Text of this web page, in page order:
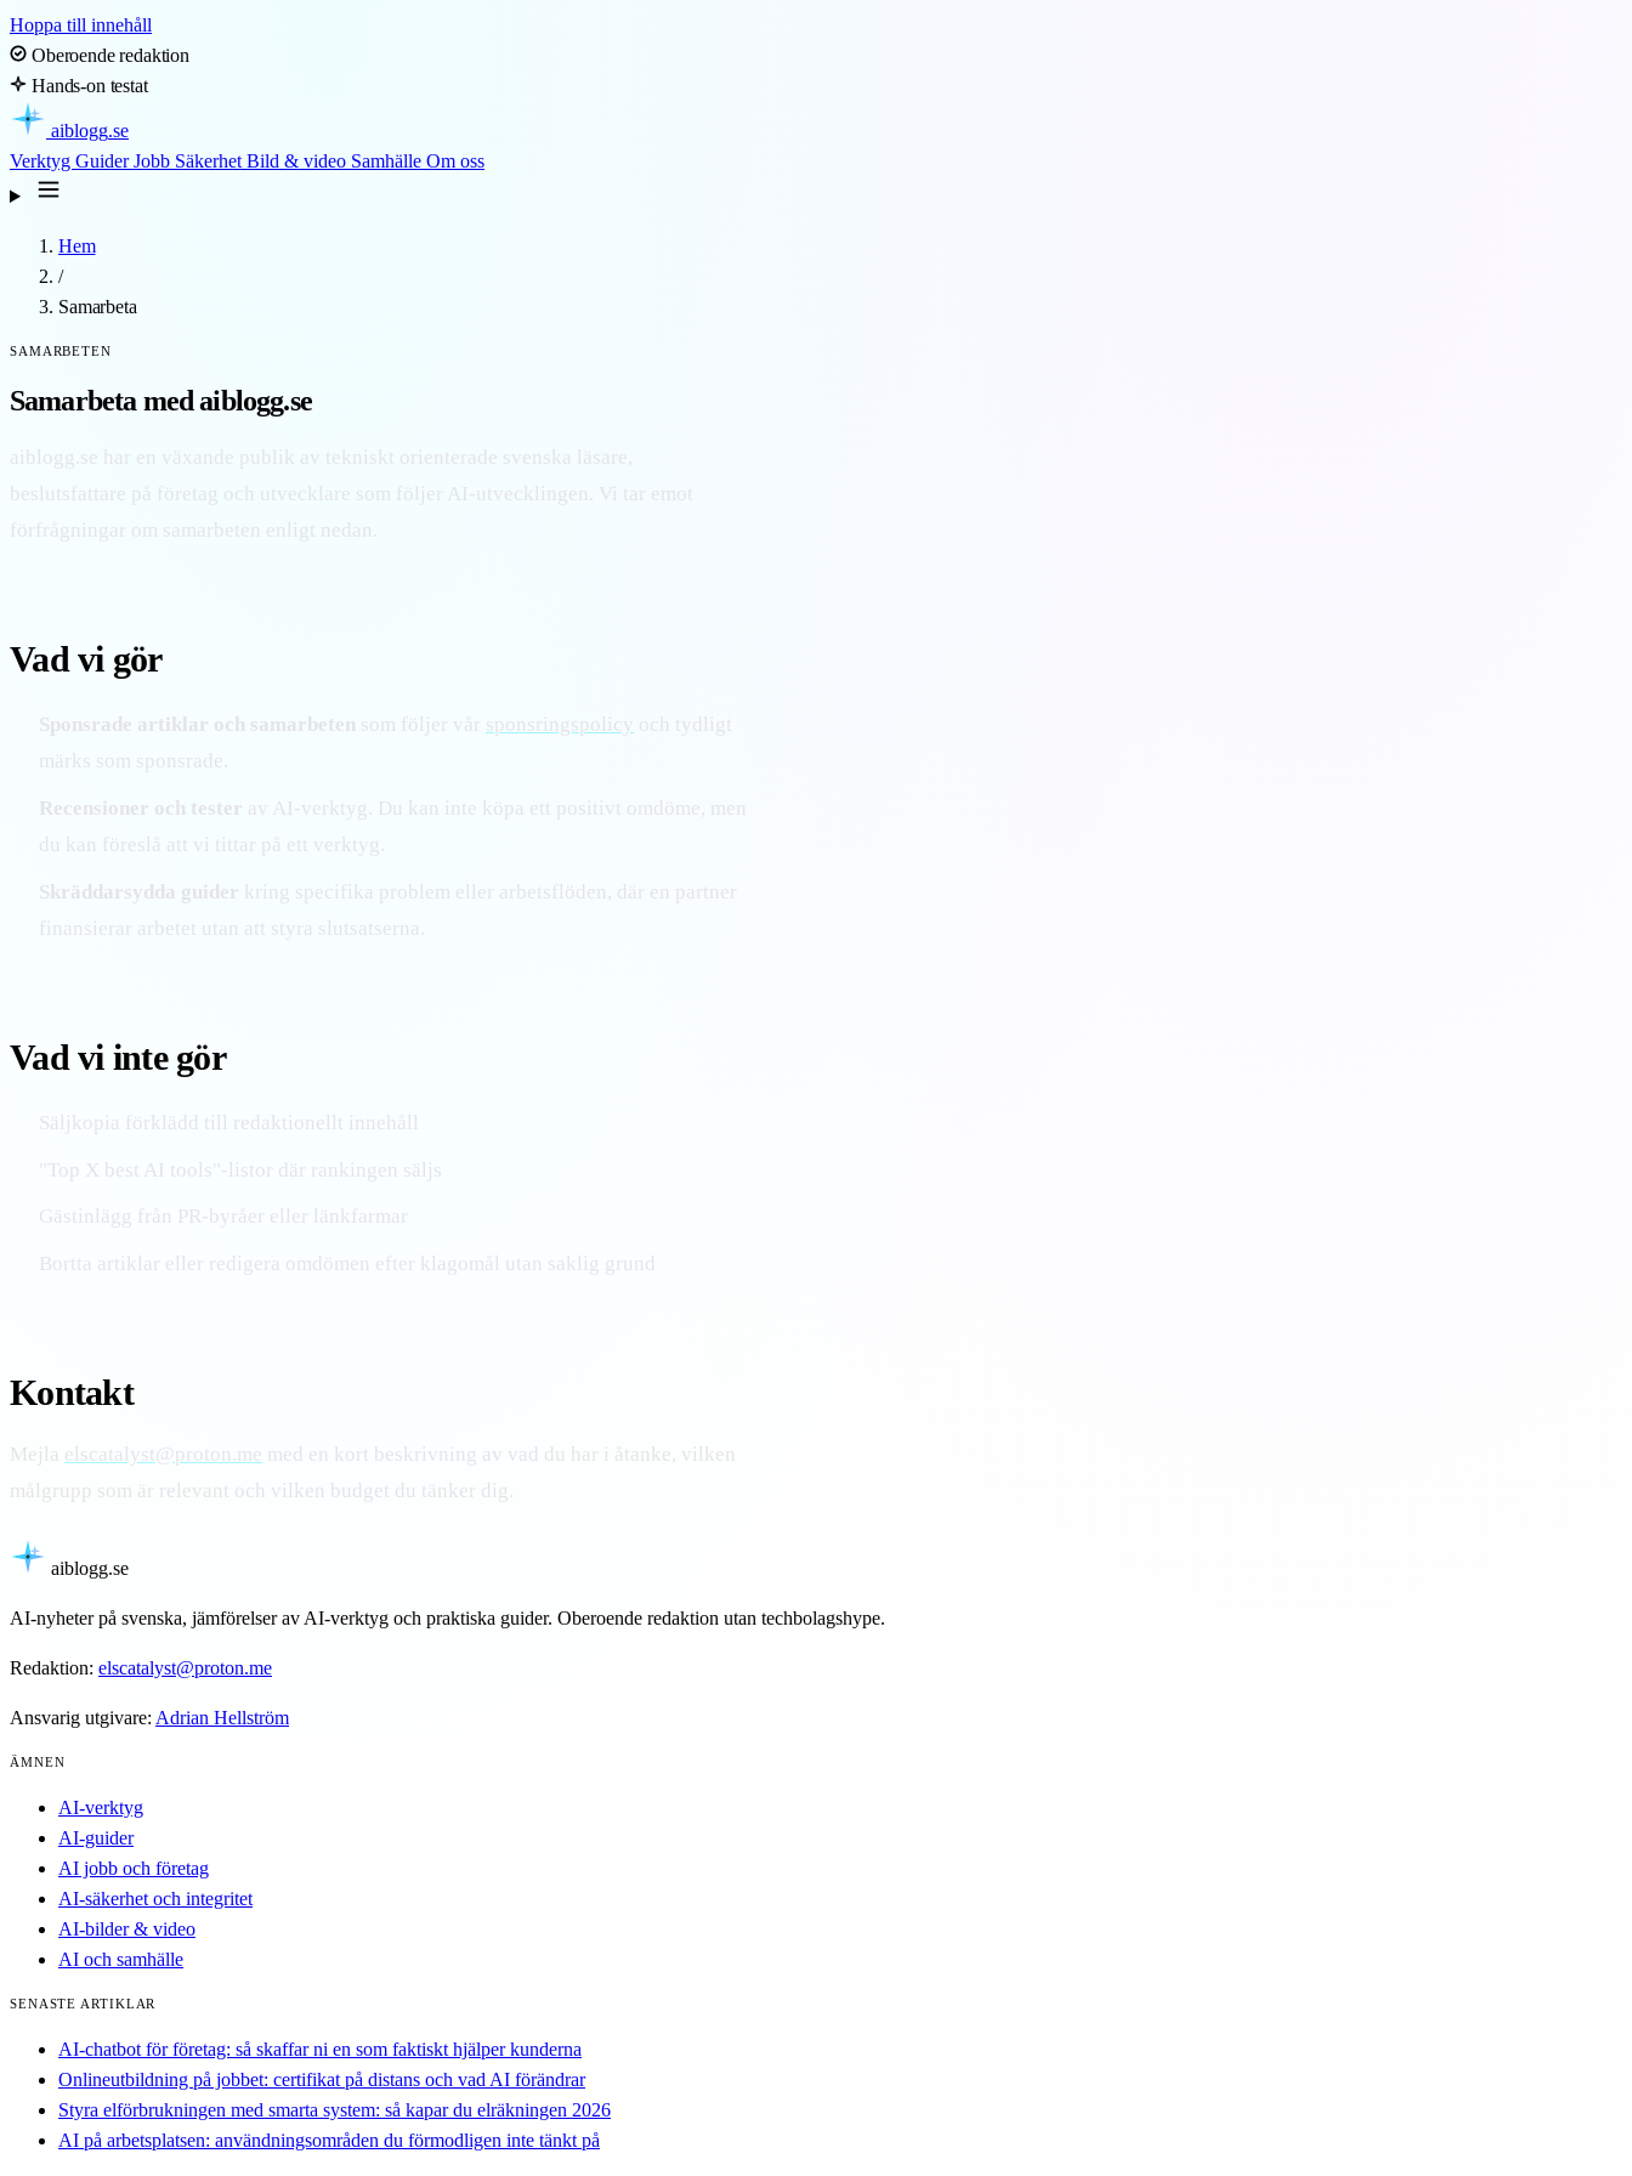
Hoppa till innehåll
Oberoende redaktion
Hands-on testat
aiblogg.se
Verktyg GuiderJobb Säkerhet Bild & video Samhälle Om oss
Hem
/
Samarbeta
SAMARBETEN
Samarbeta med aiblogg.se
aiblogg.se har en växande publik av tekniskt orienterade svenska läsare,
beslutsfattare på företag och utvecklare som följer AI-utvecklingen. Vi tar emot
förfrågningar om samarbeten enligt nedan.
Vad vi gör
Sponsrade artiklar och samarbeten som följer vår sponsringspolicy och tydligt
märks som sponsrade.
Recensioner och tester av AI-verktyg. Du kan inte köpa ett positivt omdöme, men
du kan föreslå att vi tittar på ett verktyg.
Skräddarsydda guider kring specifika problem eller arbetsflöden, där en partner
finansierar arbetet utan att styra slutsatserna.
Vad vi inte gör
Säljkopia förklädd till redaktionellt innehåll
"Top X best AI tools"-listor där rankingen säljs
Gästinlägg från PR-byråer eller länkfarmar
Bortta artiklar eller redigera omdömen efter klagomål utan saklig grund
Kontakt
Mejla elscatalyst@proton.me med en kort beskrivning av vad du har i åtanke, vilken
målgrupp som är relevant och vilken budget du tänker dig.
aiblogg.se
AI-nyheter på svenska, jämförelser av AI-verktyg och praktiska guider. Oberoende redaktion utan techbolagshype.
Redaktion: elscatalyst@proton.me
Ansvarig utgivare: Adrian Hellström
ÄMNEN
AI-verktyg
AI-guider
AI jobb och företag
AI-säkerhet och integritet
AI-bilder & video
AI och samhälle
SENASTE ARTIKLAR
AI-chatbot för företag: så skaffar ni en som faktiskt hjälper kunderna
Onlineutbildning på jobbet: certifikat på distans och vad AI förändrar
Styra elförbrukningen med smarta system: så kapar du elräkningen 2026
AI på arbetsplatsen: användningsområden du förmodligen inte tänkt på